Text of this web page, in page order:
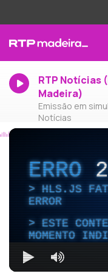
RTP Notícias
Madeira)
Emissão em
Notícias
ERRO
HLS.JS
ERROR
ESTE
MOMENTO